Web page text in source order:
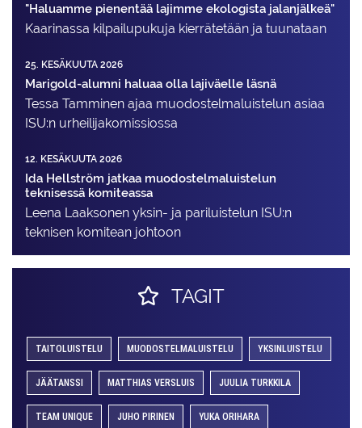
"Haluamme pienentää lajimme ekologista jalanjälkeä"
Kaarinassa kilpailupukuja kierrätetään ja tuunataan
25. KESÄKUUTA 2026
Marigold-alumni haluaa olla lajiväelle läsnä
Tessa Tamminen ajaa muodostelma­luistelun asiaa
ISU:n urheilija­komissiossa
12. KESÄKUUTA 2026
Ida Hellström jatkaa muodostelmaluistelun
teknisessä komiteassa
Leena Laaksonen yksin- ja pariluistelun ISU:n
teknisen komitean johtoon
TAGIT
TAITOLUISTELU MUODOSTELMALUISTELU YKSINLUISTELU
JÄÄTANSSI MATTHIAS VERSLUIS JUULIA TURKKILA
TEAM UNIQUE JUHO PIRINEN YUKA ORIHARA